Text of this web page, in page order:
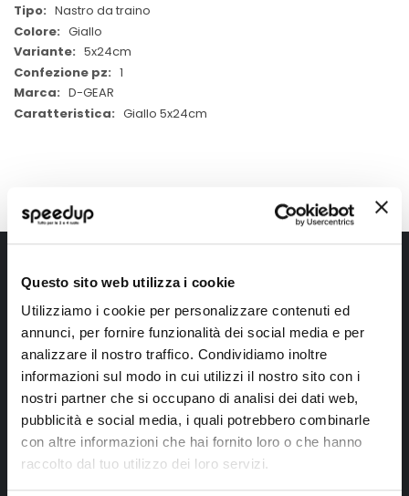
Questo sito web utilizza i cookie
Utilizziamo i cookie per personalizzare contenuti ed
annunci, per fornire funzionalità dei social media e per
analizzare il nostro traffico. Condividiamo inoltre
informazioni sul modo in cui utilizzi il nostro sito con i
nostri partner che si occupano di analisi dei dati web,
pubblicità e social media, i quali potrebbero combinarle
con altre informazioni che hai fornito loro o che hanno
raccolto dal tuo utilizzo dei loro servizi.
Nastro da traino
Giallo
5x24cm
1
D-GEAR
Giallo 5x24cm
Ricevi subito uno sconto del 10% per il tuo primo acquisto online!
Ho letto e accettato il documentoprivacy policy
Iscrivimi